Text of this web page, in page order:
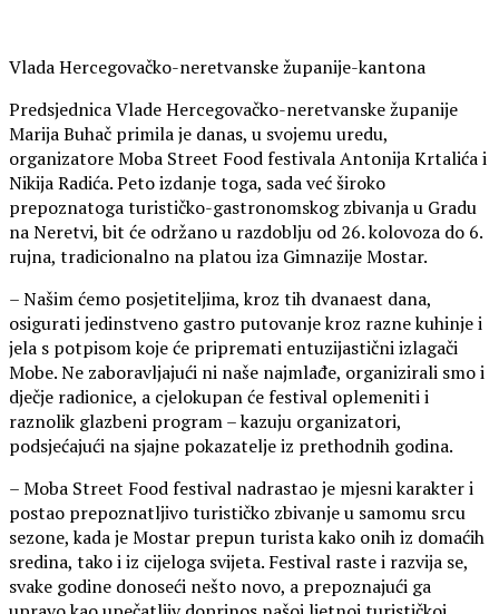
Vlada Hercegovačko-neretvanske županije-kantona
Predsjednica Vlade Hercegovačko-neretvanske županije
Marija Buhač primila je danas, u svojemu uredu,
organizatore Moba Street Food festivala Antonija Krtalića i
Nikija Radića. Peto izdanje toga, sada već široko
prepoznatoga turističko-gastronomskog zbivanja u Gradu
na Neretvi, bit će održano u razdoblju od 26. kolovoza do 6.
rujna, tradicionalno na platou iza Gimnazije Mostar.
– Našim ćemo posjetiteljima, kroz tih dvanaest dana,
osigurati jedinstveno gastro putovanje kroz razne kuhinje i
jela s potpisom koje će pripremati entuzijastični izlagači
Mobe. Ne zaboravljajući ni naše najmlađe, organizirali smo i
dječje radionice, a cjelokupan će festival oplemeniti i
raznolik glazbeni program – kazuju organizatori,
podsjećajući na sjajne pokazatelje iz prethodnih godina.
– Moba Street Food festival nadrastao je mjesni karakter i
postao prepoznatljivo turističko zbivanje u samomu srcu
sezone, kada je Mostar prepun turista kako onih iz domaćih
sredina, tako i iz cijeloga svijeta. Festival raste i razvija se,
svake godine donoseći nešto novo, a prepoznajući ga